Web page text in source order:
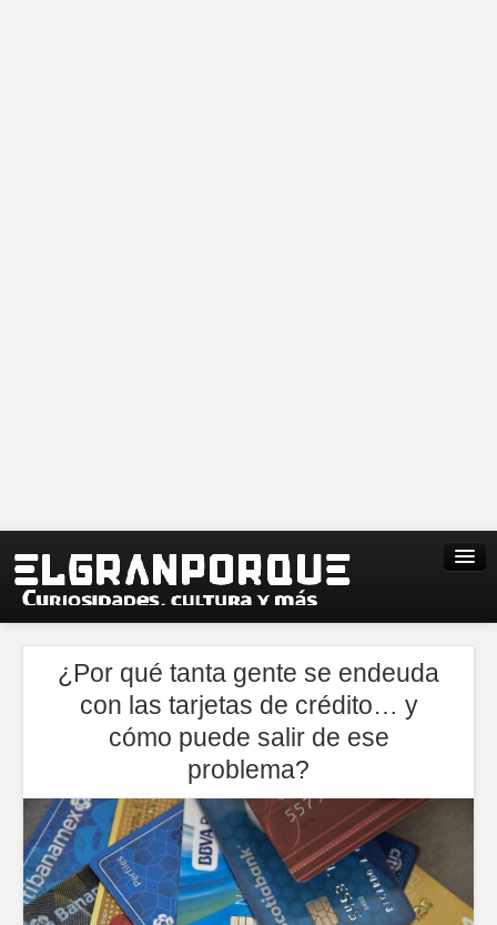
¿Por qué tanta gente se endeuda
con las tarjetas de crédito… y
cómo puede salir de ese
problema?